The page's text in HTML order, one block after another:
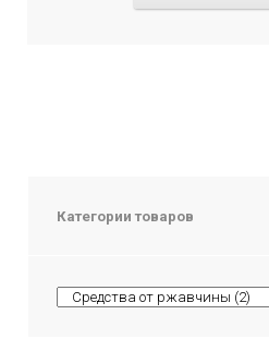
Категории товаров